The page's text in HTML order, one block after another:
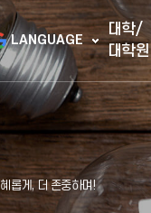
LANGUAGE
대학/
대학원